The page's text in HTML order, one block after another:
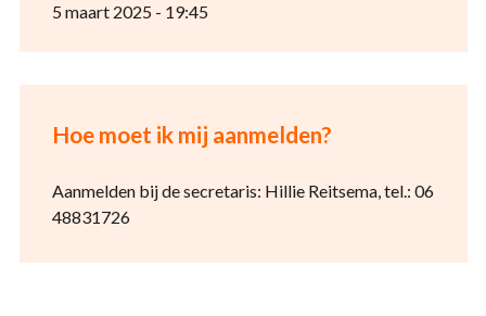
5 maart 2025 - 19:45
Hoe moet ik mij aanmelden?
Aanmelden bij de secretaris: Hillie Reitsema, tel.: 06
48831726